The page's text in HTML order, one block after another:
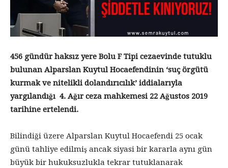
456 gündür haksız yere Bolu F Tipi cezaevinde tutuklu
bulunan Alparslan Kuytul Hocaefendinin ‘suç örgütü
kurmak ve nitelikli dolandırıcılık’ iddialarıyla
yargılandığı 4. Ağır ceza mahkemesi 22 Ağustos 2019
tarihine ertelendi.
Bilindiği üzere Alparslan Kuytul Hocaefendi 25 ocak
günü tahliye edilmiş ancak siyasi bir kararla aynı gün
büyük bir hukuksuzlukla tekrar tutuklanarak